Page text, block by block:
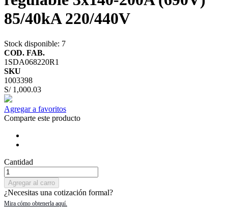
85/40kA 220/440V
Stock disponible: 7
COD. FAB.
1SDA068220R1
SKU
1003398
S/ 1,000.03
Agregar a favoritos
Comparte este producto
Cantidad
Agregar al carro
¿Necesitas una cotización formal?